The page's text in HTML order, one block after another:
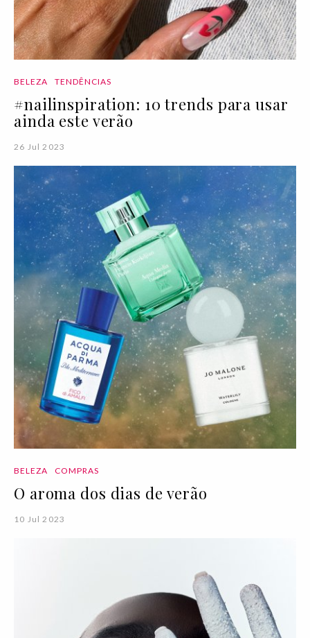
BELEZA TENDÊNCIAS
#nailinspiration: 10 trends para usar
ainda este verão
26 Jul 2023
BELEZA COMPRAS
O aroma dos dias de verão
10 Jul 2023